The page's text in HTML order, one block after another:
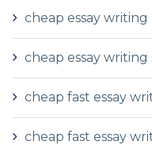
cheap essay writing
cheap essay writing
cheap fast essay
cheap fast essay